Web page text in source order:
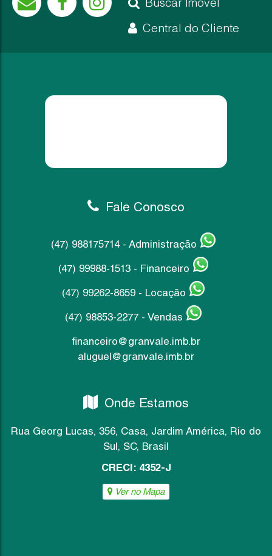
R$398.000,00
Dormitório(s) Banheiro(s)
Vaga(s)
Central do Cliente
Fale Conosco
(47) 988175714 - Administração
(47) 99988-1513 - Financeiro
(47) 99262-8659 - Locação
(47) 98853-2277 - Vendas
financeiro@granvale.imb.br
aluguel@granvale.imb.br
Onde Estamos
Rua Georg Lucas, 356, Casa, Jardim América, Rio do
Sul, SC, Brasil
CRECI: 4352-J
Ver no Mapa